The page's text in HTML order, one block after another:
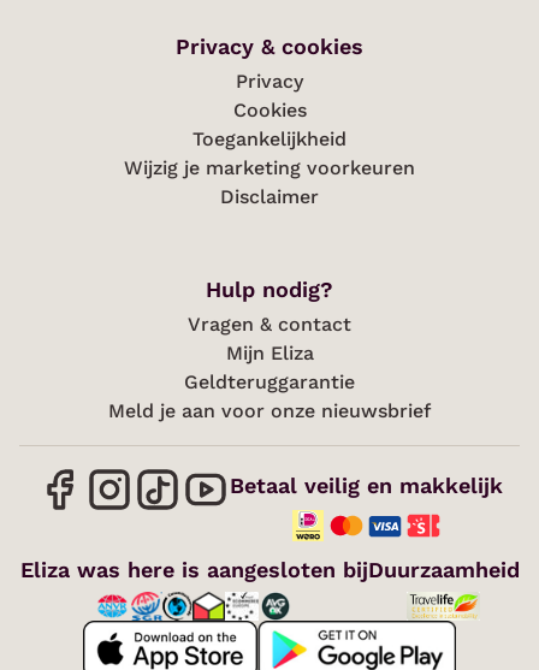
Privacy & cookies
Privacy
Cookies
Toegankelijkheid
Wijzig je marketing voorkeuren
Disclaimer
Hulp nodig?
Vragen & contact
Mijn Eliza
Geldteruggarantie
Meld je aan voor onze nieuwsbrief
Betaal veilig en makkelijk
Eliza was here is aangesloten bijDuurzaamheid